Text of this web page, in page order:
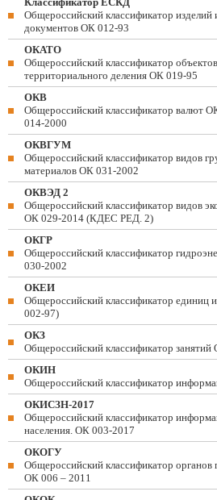
Общероссийский классификатор изделий
документов ОК 012-93
ОКАТО
Общероссийский классификатор
территориального деления ОК 019-95
ОКВ
Общероссийский классификатор
014-2000
ОКВГУМ
Общероссийский классификатор видов
материалов ОК 031-2002
ОКВЭД 2
Общероссийский классификатор видов
ОК 029-2014 (КДЕС РЕД. 2)
ОКГР
Общероссийский классификатор
030-2002
ОКЕИ
Общероссийский классификатор
002-97)
ОКЗ
Общероссийский классификатор
ОКИН
Общероссийский классификатор
ОКИСЗН-2017
Общероссийский классификатор
населения. ОК 003-2017
ОКОГУ
Общероссийский классификатор органов
ОК 006 – 2011